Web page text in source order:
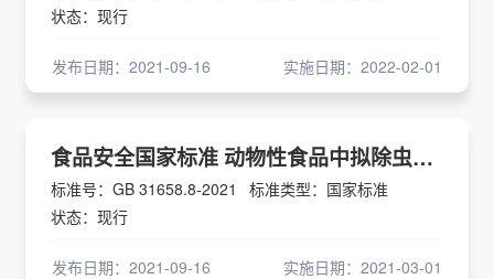
状态：现行
发布日期：2021-09-16 实施日期：2022-02-01
食品安全国家标准 动物性食品中拟除虫菊酯类药物残留量的测定 气相色谱-质谱法
标准号：GB 31658.8-2021
标准类型：国家标准
状态：现行
发布日期：2021-09-16 实施日期：2021-03-01